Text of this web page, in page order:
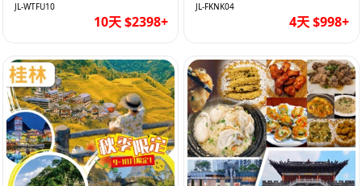
自費10天
JL-WTFU10
10天 $2398+
車超值4天
JL-FKNK04
4天 $998+